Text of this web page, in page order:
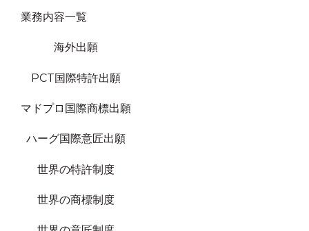
業務内容一覧
海外出願
PCT国際特許出願
マドプロ国際商標出願
ハーグ国際意匠出願
世界の特許制度
世界の商標制度